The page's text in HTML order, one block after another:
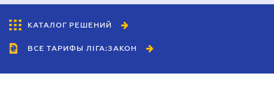
КАТАЛОГ РЕШЕНИЙ
ВСЕ ТАРИФЫ ЛІГА:ЗАКОН